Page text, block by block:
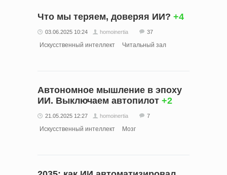
Что мы теряем, доверяя ИИ? +4
03.06.2025 10:24 homoinertia 37
Искусственный интеллект Читальный зал
Автономное мышление в эпоху
ИИ. Выключаем автопилот +2
21.05.2025 12:27 homoinertia 7
Искусственный интеллект Мозг